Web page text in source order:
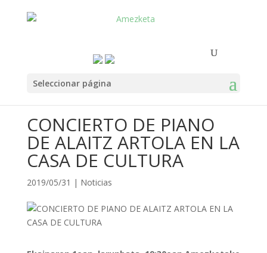
Seleccionar página
CONCIERTO DE PIANO
DE ALAITZ ARTOLA EN LA
CASA DE CULTURA
2019/05/31 | Noticias